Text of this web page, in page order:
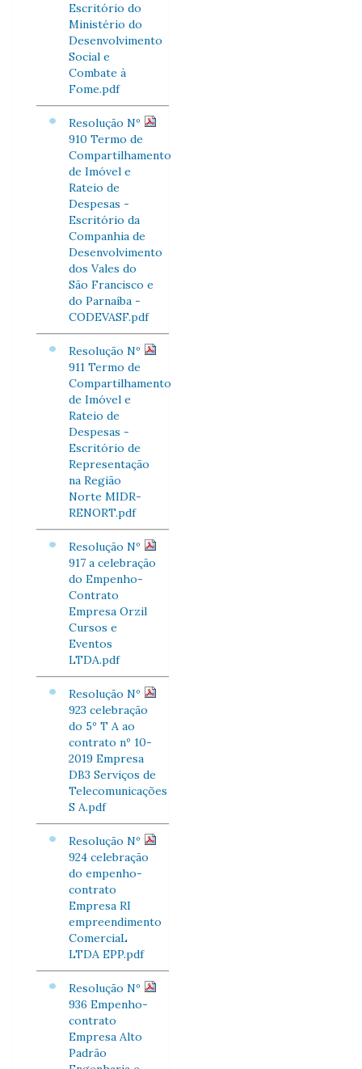
Escritório do
Ministério do
Desenvolvimento
Social e
Combate à
Fome.pdf
Resolução Nº
910 Termo de
Compartilhamento
de Imóvel e
Rateio de
Despesas -
Escritório da
Companhia de
Desenvolvimento
dos Vales do
São Francisco e
do Parnaíba -
CODEVASF.pdf
Resolução Nº
911 Termo de
Compartilhamento
de Imóvel e
Rateio de
Despesas -
Escritório de
Representação
na Região
Norte MIDR-
RENORT.pdf
Resolução Nº
917 a celebração
do Empenho-
Contrato
Empresa Orzil
Cursos e
Eventos
LTDA.pdf
Resolução Nº
923 celebração
do 5º T A ao
contrato nº 10-
2019 Empresa
DB3 Serviços de
Telecomunicações
S A.pdf
Resolução Nº
924 celebração
do empenho-
contrato
Empresa RI
empreendimento
ComerciaL
LTDA EPP.pdf
Resolução Nº
936 Empenho-
contrato
Empresa Alto
Padrão